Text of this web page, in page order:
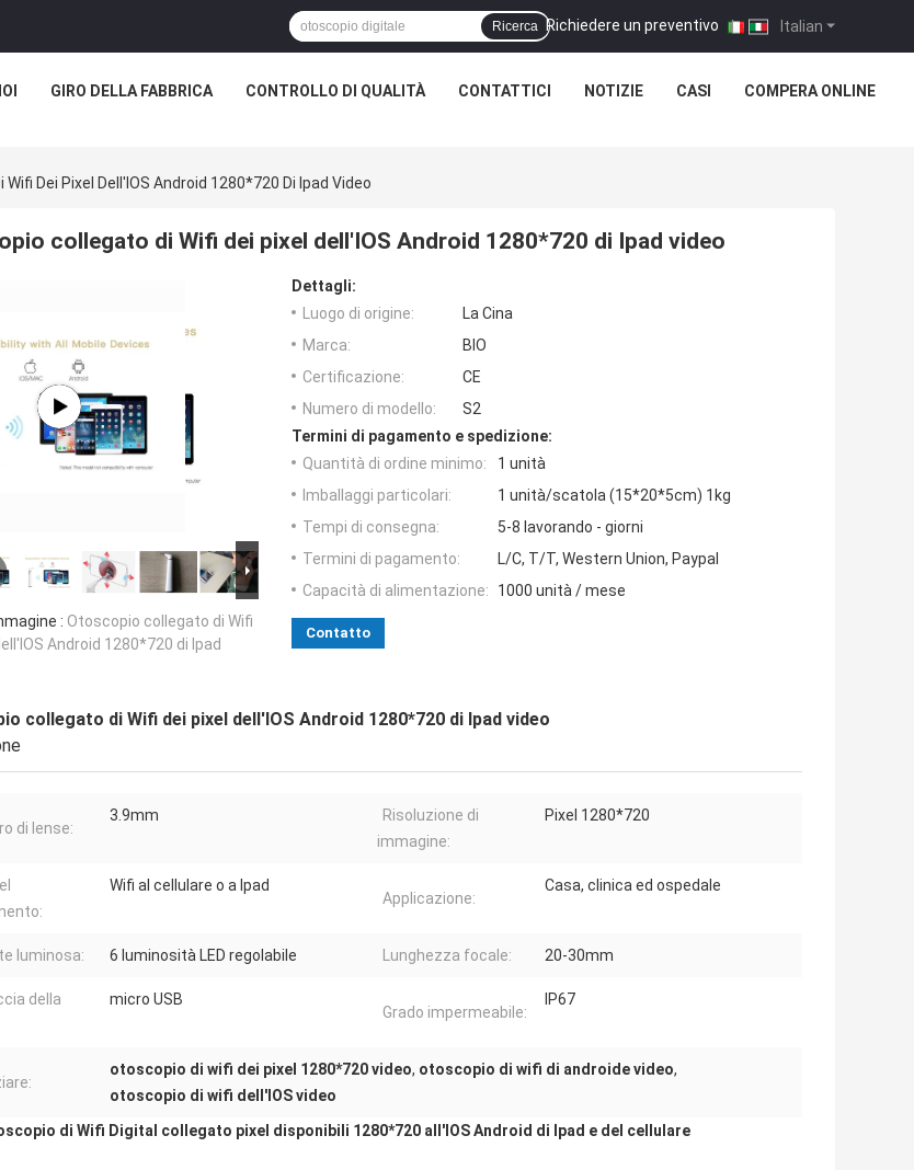
Italian
Richiedere un preventivo |
Ricerca
GIRO DELLA FABBRICA CONTROLLO DI QUALITÀ CONTATTICI NOTIZIE CASI COMPERA ONLINE
Dei Pixel Dell'IOS Android 1280*720 Di Ipad Video
collegato di Wifi dei pixel dell'IOS Android 1280*720 di Ipad video
: Otoscopio collegato di Wifi
Android 1280*720 di Ipad
Dettagli:
Luogo di origine:
La Cina
Marca:
BIO
Certificazione:
CE
Numero di modello:
S2
Termini di pagamento e spedizione:
Quantità di ordine minimo:
1 unità
Imballaggi particolari:
1 unità/scatola (15*20*5cm) 1kg
Tempi di consegna:
5-8 lavorando - giorni
Termini di pagamento:
L/C, T/T, Western Union, Paypal
Capacità di alimentazione:
1000 unità / mese
Contatto
collegato di Wifi dei pixel dell'IOS Android 1280*720 di Ipad video
di lense:
3.9mm
Risoluzione di
immagine:
Pixel 1280*720
Wifi al cellulare o a Ipad
Applicazione:
Casa, clinica ed ospedale
luminosa: 6 luminosità LED regolabile Lunghezza focale: 20-30mm
della
micro USB
Grado impermeabile:
IP67
otoscopio di wifi dei pixel 1280*720 video, otoscopio di wifi di androide video,
otoscopio di wifi dell'IOS video
di Wifi Digital collegato pixel disponibili 1280*720 all'IOS Android di Ipad e del cellulare